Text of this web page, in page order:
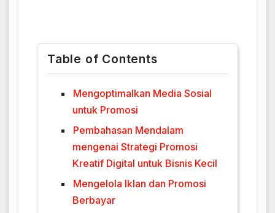
Table of Contents
Mengoptimalkan Media Sosial
untuk Promosi
Pembahasan Mendalam
mengenai Strategi Promosi
Kreatif Digital untuk Bisnis Kecil
Mengelola Iklan dan Promosi
Berbayar